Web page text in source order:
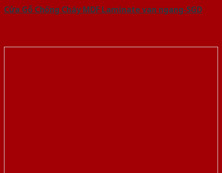
Cửa Gỗ Chống Cháy MDF Laminate van ngang-SGD